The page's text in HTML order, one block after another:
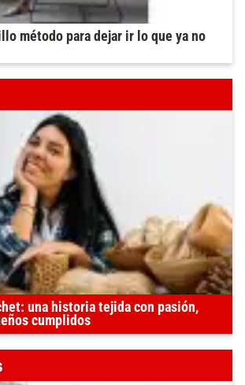
método para dejar ir lo que ya no
una historia tejida con pasión,
cumplidos